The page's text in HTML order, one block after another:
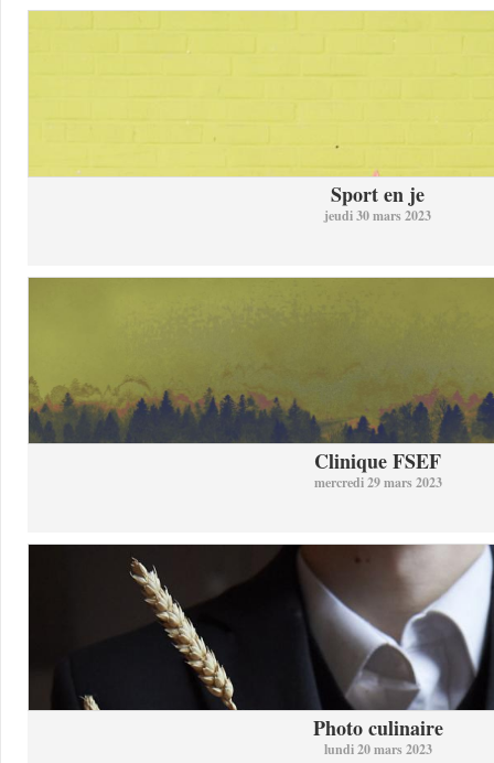
Sport en je
jeudi 30 mars 2023
Clinique FSEF
mercredi 29 mars 2023
Photo culinaire
lundi 20 mars 2023